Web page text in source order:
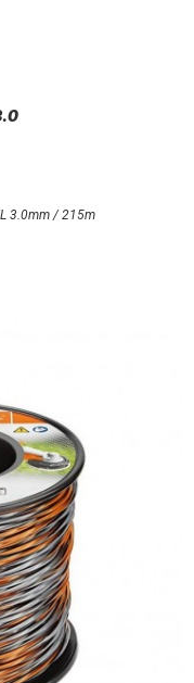
3.0mm / 215m